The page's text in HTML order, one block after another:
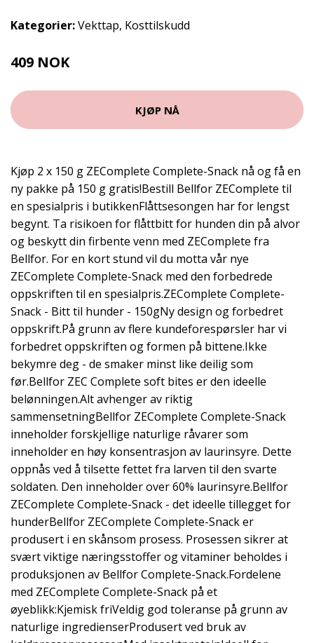
Kategorier:Vekttap, Kosttilskudd
409 NOK
KJØP NÅ
Kjøp 2 x 150 g ZEComplete Complete-Snack nå og få en
ny pakke på 150 g gratis!Bestill Bellfor ZEComplete til
en spesialpris i butikkenFlåttsesongen har for lengst
begynt. Ta risikoen for flåttbitt for hunden din på alvor
og beskytt din firbente venn med ZEComplete fra
Bellfor. For en kort stund vil du motta vår nye
ZEComplete Complete-Snack med den forbedrede
oppskriften til en spesialpris.ZEComplete Complete-
Snack - Bitt til hunder - 150gNy design og forbedret
oppskrift.På grunn av flere kundeforespørsler har vi
forbedret oppskriften og formen på bittene.Ikke
bekymre deg - de smaker minst like deilig som
før.Bellfor ZEC Complete soft bites er den ideelle
belønningen.Alt avhenger av riktig
sammensetningBellfor ZEComplete Complete-Snack
inneholder forskjellige naturlige råvarer som
inneholder en høy konsentrasjon av laurinsyre. Dette
oppnås ved å tilsette fettet fra larven til den svarte
soldaten. Den inneholder over 60% laurinsyre.Bellfor
ZEComplete Complete-Snack - det ideelle tillegget for
hunderBellfor ZEComplete Complete-Snack er
produsert i en skånsom prosess. Prosessen sikrer at
svært viktige næringsstoffer og vitaminer beholdes i
produksjonen av Bellfor Complete-Snack.Fordelene
med ZEComplete Complete-Snack på et
øyeblikk:Kjemisk friVeldig god toleranse på grunn av
naturlige ingredienserProdusert ved bruk av